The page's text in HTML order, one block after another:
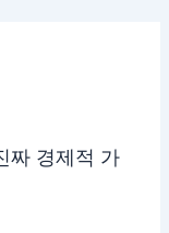
짜 경제적 가